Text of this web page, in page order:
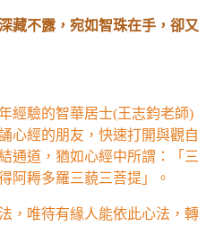
藏不露，宛如智珠在手，卻又
經驗的智華居士(王志鈞老師)
心經的朋友，快速打開與觀自
通道，猶如心經中所謂：「三
阿耨多羅三藐三菩提」。
，唯待有緣人能依此心法，轉